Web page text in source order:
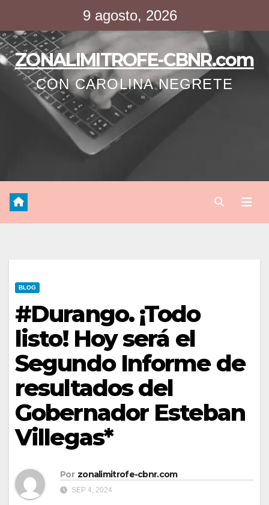
contenido
9 agosto, 2026
ZONALIMITROFE-CBNR.com
CON CAROLINA NEGRETE
BLOG
#Durango. ¡Todo
listo! Hoy será el
Segundo Informe de
resultados del
Gobernador Esteban
Villegas*
Por zonalimitrofe-cbnr.com
SEP 4, 2024